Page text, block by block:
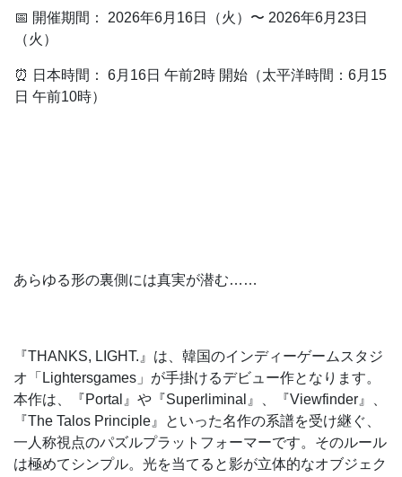
📅 開催期間： 2026年6月16日（火）〜 2026年6月23日
（火）
⏰ 日本時間： 6月16日 午前2時 開始（太平洋時間：6月15
日 午前10時）
あらゆる形の裏側には真実が潜む……
『THANKS, LIGHT.』は、韓国のインディーゲームスタジ
オ「Lightersgames」が手掛けるデビュー作となります。
本作は、『Portal』や『Superliminal』、『Viewfinder』、
『The Talos Principle』といった名作の系譜を受け継ぐ、
一人称視点のパズルプラットフォーマーです。そのルール
は極めてシンプル。光を当てると影が立体的なオブジェク